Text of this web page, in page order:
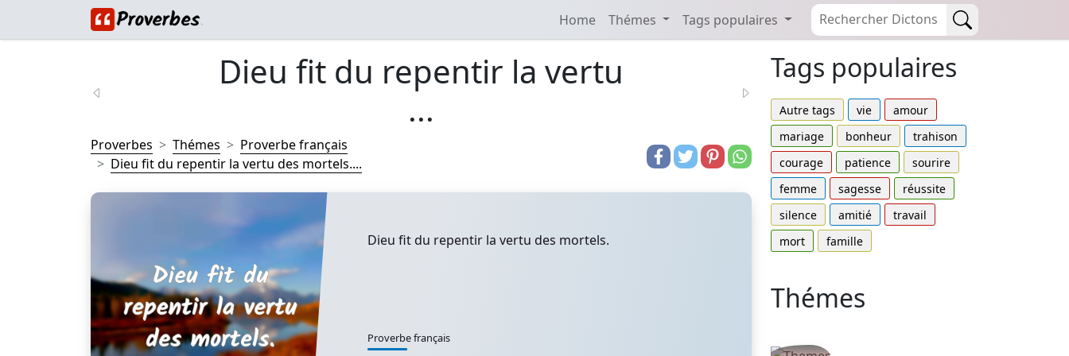
Home Thémes Tags populaires
Dieu fit du repentir la vertu
...
Proverbes Thémes
Proverbe français
Dieu fit du repentir la vertu des mortels....
Dieu fit du repentir la vertu des mortels.
Proverbe français
Tags populaires
Autre tags vie
amour
mariage
bonheur
trahison
courage
patience
sourire
femme
sagesse
réussite
silence
amitié
travail
mort
famille
Thémes